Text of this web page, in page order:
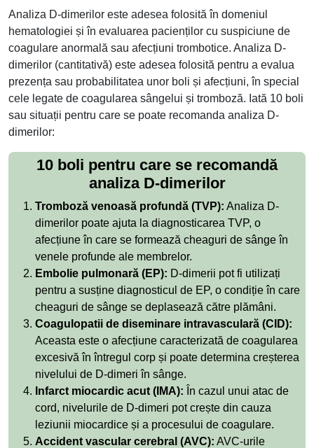
Analiza D-dimerilor este adesea folosită în domeniul
hematologiei și în evaluarea pacienților cu suspiciune de
coagulare anormală sau afecțiuni trombotice. Analiza D-
dimerilor (cantitativă) este adesea folosită pentru a evalua
prezența sau probabilitatea unor boli și afecțiuni, în special
cele legate de coagularea sângelui și tromboză. Iată 10 boli
sau situații pentru care se poate recomanda analiza D-
dimerilor:
10 boli pentru care se recomandă
analiza D-dimerilor
Tromboză venoasă profundă (TVP): Analiza D-
dimerilor poate ajuta la diagnosticarea TVP, o
afecțiune în care se formează cheaguri de sânge în
venele profunde ale membrelor.
Embolie pulmonară (EP): D-dimerii pot fi utilizați
pentru a susține diagnosticul de EP, o condiție în care
cheaguri de sânge se deplasează către plămâni.
Coagulopatii de diseminare intravasculară (CID):
Aceasta este o afecțiune caracterizată de coagularea
excesivă în întregul corp și poate determina creșterea
nivelului de D-dimeri în sânge.
Infarct miocardic acut (IMA): În cazul unui atac de
cord, nivelurile de D-dimeri pot crește din cauza
leziunii miocardice și a procesului de coagulare.
Accident vascular cerebral (AVC): AVC-urile